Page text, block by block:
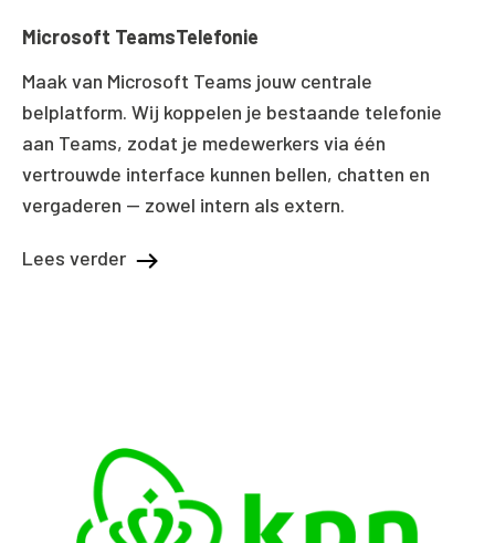
Microsoft TeamsTelefonie
Maak van Microsoft Teams jouw centrale
belplatform. Wij koppelen je bestaande telefonie
aan Teams, zodat je medewerkers via één
vertrouwde interface kunnen bellen, chatten en
vergaderen — zowel intern als extern.
Lees verder